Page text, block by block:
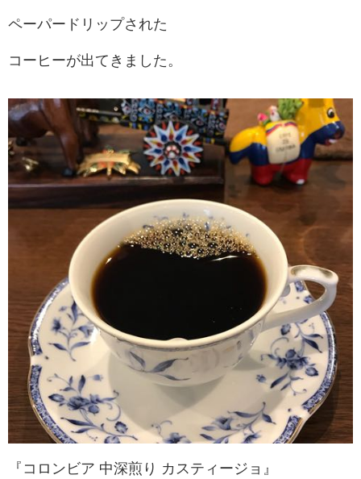
ペーパードリップされた
コーヒーが出てきました。
『コロンビア 中深煎り カスティージョ』